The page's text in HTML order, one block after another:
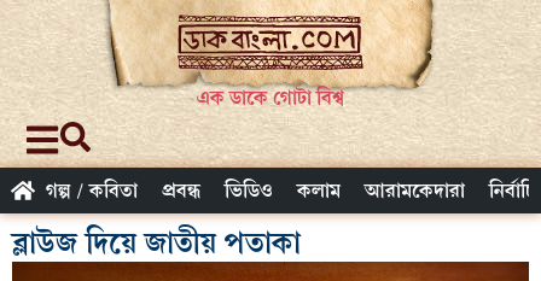
এক ডাকে গোটা বিশ্ব
গল্প / কবিতা প্রবন্ধ ভিডিও কলাম আরামকেদারা
ব্লাউজ দিয়ে জাতীয় পতাকা